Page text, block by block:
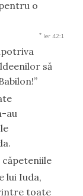
o
* Ier 42:1
să
au
căpeteniile
lui Iuda,
toate